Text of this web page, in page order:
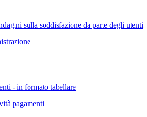
sulla soddisfazione da parte degli utenti
- in formato tabellare
pagamenti